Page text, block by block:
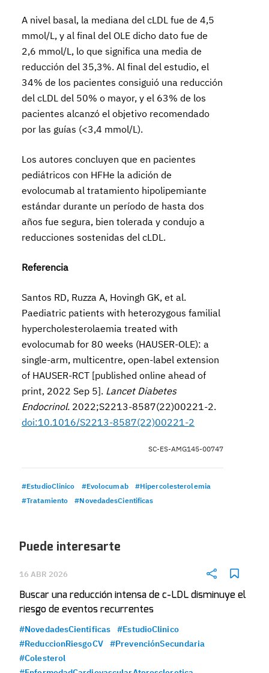
A nivel basal, la mediana del cLDL fue de 4,5
mmol/L, y al final del OLE dicho dato fue de
2,6 mmol/L, lo que significa una media de
reducción del 35,3%. Al final del estudio, el
34% de los pacientes consiguió una reducción
del cLDL del 50% o mayor, y el 63% de los
pacientes alcanzó el objetivo recomendado
por las guías (<3,4 mmol/L).
Los autores concluyen que en pacientes
pediátricos con HFHe la adición de
evolocumab al tratamiento hipolipemiante
estándar durante un período de hasta dos
años fue segura, bien tolerada y condujo a
reducciones sostenidas del cLDL.
Referencia
Santos RD, Ruzza A, Hovingh GK, et al.
Paediatric patients with heterozygous familial
hypercholesterolaemia treated with
evolocumab for 80 weeks (HAUSER-OLE): a
single-arm, multicentre, open-label extension
of HAUSER-RCT [published online ahead of
print, 2022 Sep 5]. Lancet Diabetes
Endocrinol. 2022;S2213-8587(22)00221-2.
doi:10.1016/S2213-8587(22)00221-2
SC-ES-AMG145-00747
#EstudioClinico #Evolocumab
#Hipercolesterolemia
#Tratamiento
#NovedadesCientificas
Puede interesarte
16 ABR 2026
Buscar una reducción intensa de c-LDL disminuye el
riesgo de eventos recurrentes
#NovedadesCientificas
#EstudioClinico
#ReduccionRiesgoCV
#PrevenciónSecundaria
#Colesterol